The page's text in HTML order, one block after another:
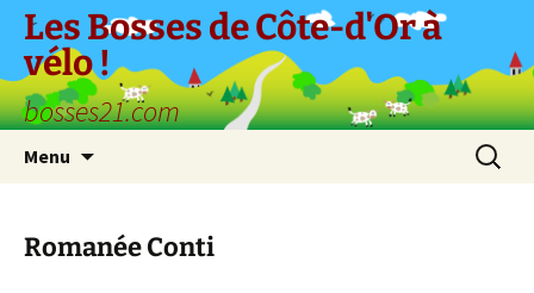
Aller
contenu
Les Bosses de Côte-d'Or à
vélo !
bosses21.com
Menu
Romanée Conti